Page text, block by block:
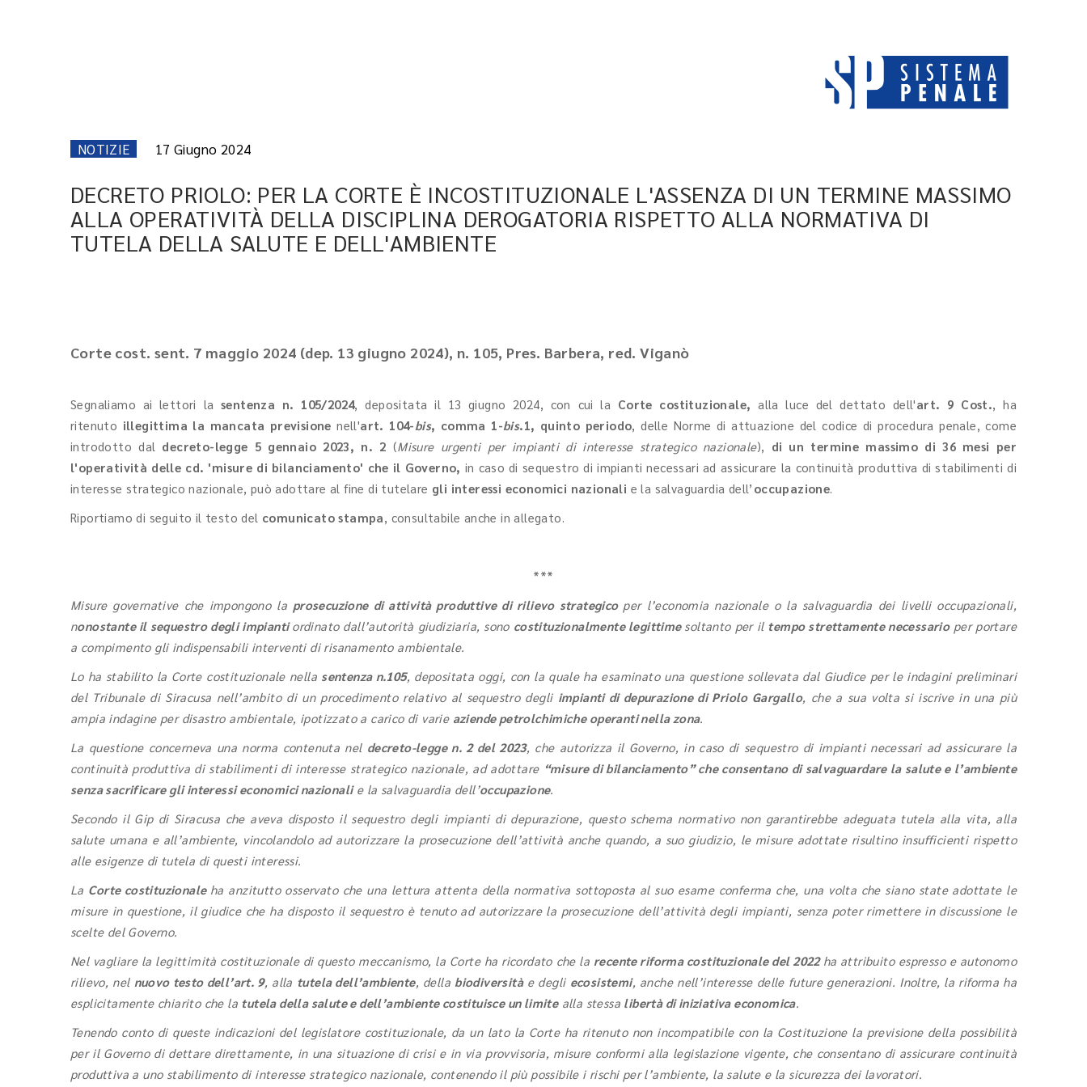
NOTIZIE 17 Giugno 2024
DECRETO PRIOLO: PER LA CORTE È INCOSTITUZIONALE L'ASSENZA DI UN TERMINE MASSIMO
ALLA OPERATIVITÀ DELLA DISCIPLINA DEROGATORIA RISPETTO ALLA NORMATIVA DI
TUTELA DELLA SALUTE E DELL'AMBIENTE
Corte cost. sent. 7 maggio 2024 (dep. 13 giugno 2024), n. 105, Pres. Barbera, red. Viganò
Segnaliamo ai lettori la sentenza n. 105/2024, depositata il 13 giugno 2024, con cui la Corte costituzionale, alla luce del dettato dell'art. 9 Cost. , ha
ritenuto illegittima la mancata previsione nell'art. 104-bis, comma 1-bis.1, quinto periodo , delle Norme di attuazione del codice di procedura penale, come
introdotto dal decreto-legge 5 gennaio 2023, n. 2 (Misure urgenti per impianti di interesse strategico nazionale), di un termine massimo di 36 mesi per
l'operatività delle cd. 'misure di bilanciamento' che il Governo, in caso di sequestro di impianti necessari ad assicurare la continuità produttiva di stabilimenti di
interesse strategico nazionale, può adottare al fine di tutelare gli interessi economici nazionali e la salvaguardia dell’ occupazione
Riportiamo di seguito il testo del comunicato stampa , consultabile anche in allegato.
***
Misure governative che impongono la prosecuzione di attività produttive di rilievo strategico per l’economia nazionale o la salvaguardia dei livelli occupazionali,
nonostante il sequestro degli impiantiordinato dall’autorità giudiziaria, sono costituzionalmente legittime soltanto per il tempo strettamente necessarioper portare
a compimento gli indispensabili interventi di risanamento ambientale.
Lo ha stabilito la Corte costituzionale nella sentenza n.105, depositata oggi, con la quale ha esaminato una questione sollevata dal Giudice per le indagini preliminari
del Tribunale di Siracusa nell’ambito di un procedimento relativo al sequestro degli impianti di depurazione di Priolo Gargallo, che a sua volta si iscrive in una più
ampia indagine per disastro ambientale, ipotizzato a carico di varie aziende petrolchimiche operanti nella zona.
La questione concerneva una norma contenuta nel decreto-legge n. 2 del 2023, che autorizza il Governo, in caso di sequestro di impianti necessari ad assicurare la
continuità produttiva di stabilimenti di interesse strategico nazionale, ad adottare “misure di bilanciamento” che consentano di salvaguardare la salute e l’ambiente
senza sacrificare gli interessi economici nazionalie la salvaguardia dell’occupazione.
Secondo il Gip di Siracusa che aveva disposto il sequestro degli impianti di depurazione, questo schema normativo non garantirebbe adeguata tutela alla vita, alla
salute umana e all’ambiente, vincolandolo ad autorizzare la prosecuzione dell’attività anche quando, a suo giudizio, le misure adottate risultino insufficienti rispetto
alle esigenze di tutela di questi interessi.
La Corte costituzionale ha anzitutto osservato che una lettura attenta della normativa sottoposta al suo esame conferma che, una volta che siano state adottate le
misure in questione, il giudice che ha disposto il sequestro è tenuto ad autorizzare la prosecuzione dell’attività degli impianti, senza poter rimettere in discussione le
scelte del Governo.
Nel vagliare la legittimità costituzionale di questo meccanismo, la Corte ha ricordato che la recente riforma costituzionale del 2022 ha attribuito espresso e autonomo
rilievo, nel nuovo testo dell’art. 9, alla tutela dell’ambiente, della biodiversitàe degli ecosistemi, anche nell’interesse delle future generazioni. Inoltre, la riforma ha
esplicitamente chiarito che la tutela della salute e dell’ambiente costituisce un limitealla stessa libertà di iniziativa economica.
Tenendo conto di queste indicazioni del legislatore costituzionale, da un lato la Corte ha ritenuto non incompatibile con la Costituzione la previsione della possibilità
per il Governo di dettare direttamente, in una situazione di crisi e in via provvisoria, misure conformi alla legislazione vigente, che consentano di assicurare continuità
produttiva a uno stabilimento di interesse strategico nazionale, contenendo il più possibile i rischi per l’ambiente, la salute e la sicurezza dei lavoratori.